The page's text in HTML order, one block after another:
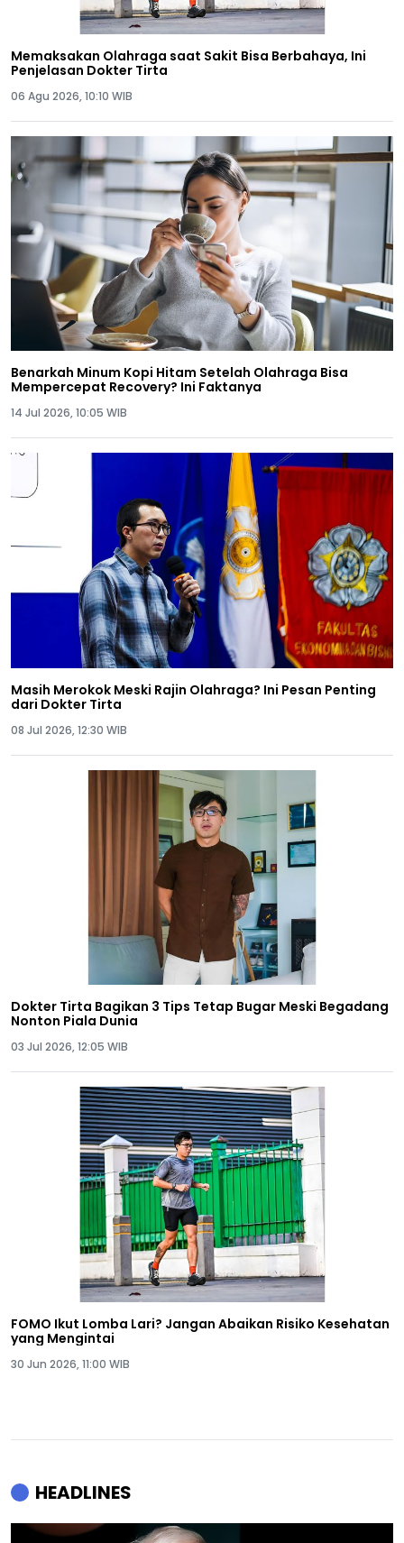
Memaksakan Olahraga saat Sakit Bisa Berbahaya, Ini
Penjelasan Dokter Tirta
06 Agu 2026, 10:10 WIB
Benarkah Minum Kopi Hitam Setelah Olahraga Bisa
Mempercepat Recovery? Ini Faktanya
14 Jul 2026, 10:05 WIB
Masih Merokok Meski Rajin Olahraga? Ini Pesan Penting
dari Dokter Tirta
08 Jul 2026, 12:30 WIB
Dokter Tirta Bagikan 3 Tips Tetap Bugar Meski Begadang
Nonton Piala Dunia
03 Jul 2026, 12:05 WIB
FOMO Ikut Lomba Lari? Jangan Abaikan Risiko Kesehatan
yang Mengintai
30 Jun 2026, 11:00 WIB
HEADLINES